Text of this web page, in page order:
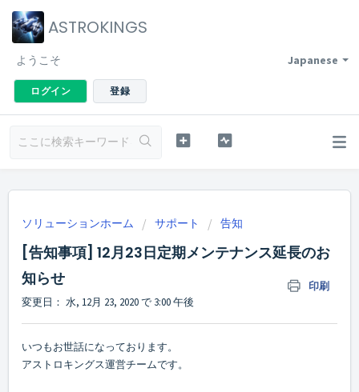
ASTROKINGS
Japanese
ようこそ
ログイン 登録
ソリューションホーム サポート 告知
[告知事項] 12月23日定期メンテナンス延長のお
知らせ
印刷
変更日： 水, 12月 23, 2020 で 3:00 午後
いつもお世話になっております。
アストロキングス運営チームです。